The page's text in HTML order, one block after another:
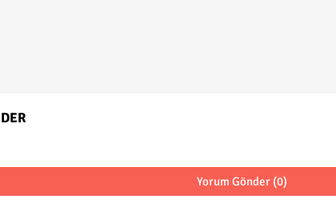
Yorum Gönder (0)